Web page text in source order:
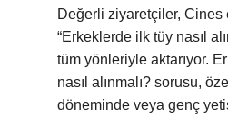
Değerli ziyaretçiler, Cines
“Erkeklerde ilk tüy nasıl
tüm yönleriyle aktarıyor.
nasıl alınmalı? sorusu,
döneminde veya genç